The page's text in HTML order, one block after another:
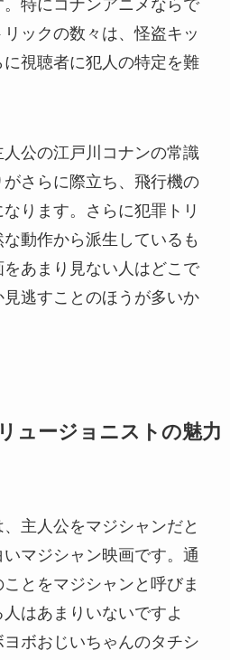
。特にコナンアニメならで
ックの数々は、怪盗キッ
に視聴者に犯人の特定を難
公の江戸川コナンの常識
さらに際立ち、飛行機の
ります。さらに犯罪トリ
動作から派生しているも
あまり見ない人はどこで
見逃すことのほうが多いか
ュージョニストの魅力
主人公をマジシャンだと
マジシャン映画です。通
とをマジシャンと呼びま
はあまりいないですよ
ボおじいちゃんのタチシ